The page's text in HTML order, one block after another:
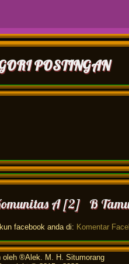
POSTINGAN
A [2] B
facebook anda di: Komentar
oleh ®Alek. M. H. Situmorang